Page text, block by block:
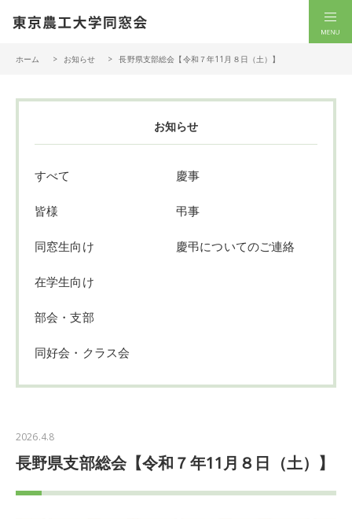
ホーム お知らせ 長野県支部総会【令和７年11月８日（土）】
お知らせ
すべて
皆様
同窓生向け
在学生向け
部会・支部
同好会・クラス会
慶事
弔事
慶弔についてのご連絡
2026.4.8
長野県支部総会【令和７年11月８日（土）】